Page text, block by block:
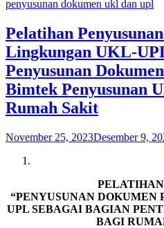
penyusunan dokumen ukl dan upl
Pelatihan
Lingkungan UKL-
Penyusunan
Bimtek Penyusunan
Rumah Sakit
November 25, 2023Desember 9,
“PENYUSUNAN
UPL SEBAGAI BAGIAN
BAGI